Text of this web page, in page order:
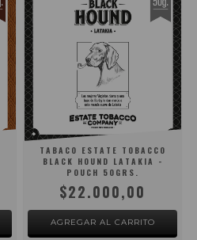
TABACO ESTATE TOBACCO
BLACK HOUND LATAKIA -
POUCH 50GRS.
$22.000,00